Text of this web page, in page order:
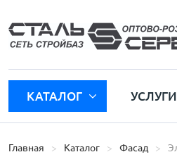
КАТАЛОГ УСЛУГИ
Главная Каталог Фасад